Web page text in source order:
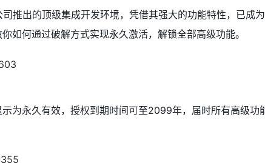
推出的顶级集成开发环境，凭借其强大的功能特性，已成
如何通过破解方式实现永久激活，解锁全部高级功能。
为永久有效，授权到期时间可至2099年，届时所有高级功